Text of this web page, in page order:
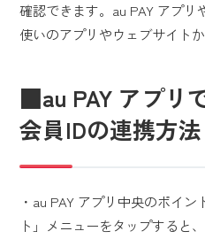
確認できます。au PAY アプリ
使いのアプリやウェブサイト
■au PAY アプリ
会員IDの連携方法
・au PAY アプリ中央のポイ
ト」メニューをタップすると